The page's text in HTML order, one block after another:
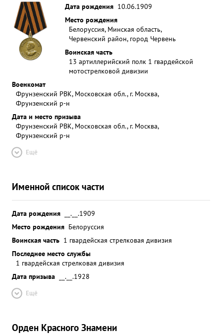
Дата рождения 10.06.1909
Место рождения
Белоруссия, Минская область,
Червенский район, город Червень
Воинская часть
13 артиллерийский полк 1 гвардейской
мотострелковой дивизии
Военкомат
Фрунзенский РВК, Московская обл., г. Москва,
Фрунзенский р-н
Дата и место призыва
Фрунзенский РВК, Московская обл., г. Москва,
Фрунзенский р-н
Ещё
Именной список части
Дата рождения
__.__.1909
Место рождения Белоруссия
Воинская часть 1 гвардейская стрелковая дивизия
Последнее место службы
1 гвардейская стрелковая дивизия
Дата призыва
__.__.1928
Ещё
Орден Красного Знамени